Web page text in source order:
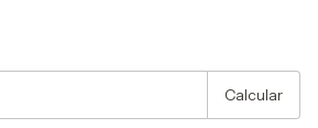
Calcular